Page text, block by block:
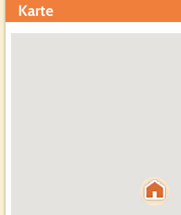
Karte